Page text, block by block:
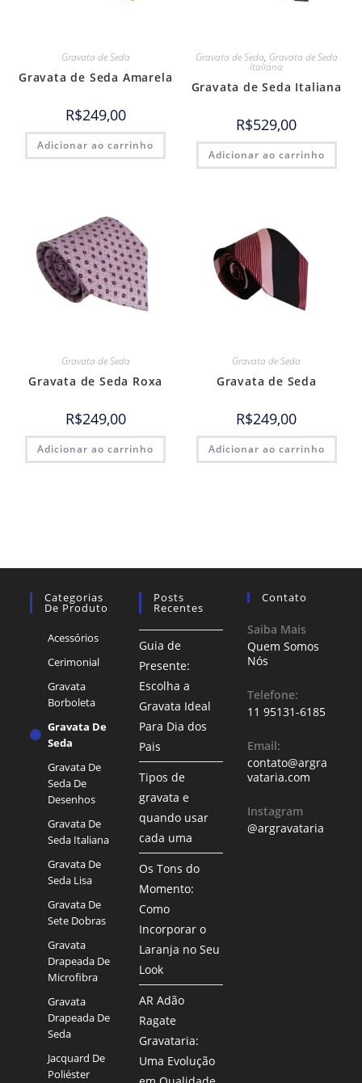
Gravata de Seda
Gravata de Seda Amarela
R$249,00
Adicionar ao carrinho
Gravata de Seda, Gravata de Seda
Italiana
Gravata de Seda Italiana
R$529,00
Adicionar ao carrinho
Gravata de Seda
Gravata de Seda Roxa
R$249,00
Adicionar ao carrinho
Gravata de Seda
Gravata de Seda
R$249,00
Adicionar ao carrinho
Categorias
De Produto
Acessórios
Cerimonial
Gravata
Borboleta
Gravata De
Seda
Gravata De
Seda De
Desenhos
Gravata De
Seda Italiana
Gravata De
Seda Lisa
Gravata De
Sete Dobras
Gravata
Drapeada De
Microfibra
Gravata
Drapeada De
Seda
Jacquard De
Poliéster
Posts
Recentes
Guia de
Presente:
Escolha a
Gravata Ideal
Para Dia dos
Pais
Tipos de
gravata e
quando usar
cada uma
Os Tons do
Momento:
Como
Incorporar o
Laranja no Seu
Look
AR Adão
Ragate
Gravataria:
Uma Evolução
Contato
Saiba Mais
Quem Somos
Nós
Telefone:
11 95131-6185
Email:
contato@argra
vataria.com
Instagram
@argravataria